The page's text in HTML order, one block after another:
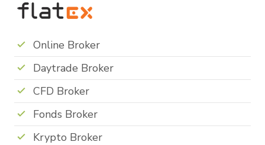
Online Broker
Daytrade Broker
CFD Broker
Fonds Broker
Krypto Broker